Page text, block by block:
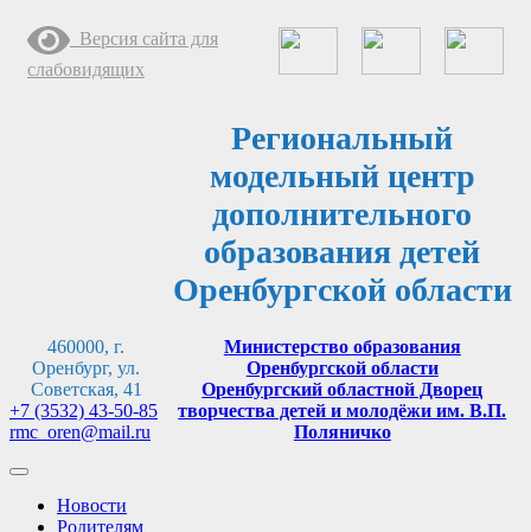
содержимому
Версия сайта для
слабовидящих
Региональный
модельный центр
дополнительного
образования детей
Оренбургской области
460000, г.
Оренбург, ул.
Советская, 41
+7 (3532) 43-50-85
rmc_oren@mail.ru
Министерство образования
Оренбургской области
Оренбургский областной Дворец
творчества детей и молодёжи им. В.П.
Поляничко
Новости
Родителям